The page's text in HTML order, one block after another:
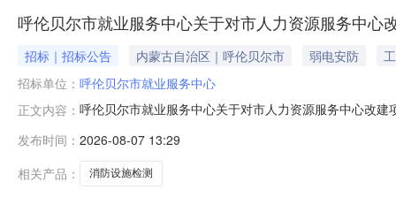
呼伦贝尔市就业服务中心关于对市人力资源服务中心
招标｜招标公告 内蒙古自治区｜呼伦贝尔市 弱电安防
招标单位： 呼伦贝尔市就业服务中心
正文内容： 呼伦贝尔市就业服务中心关于对市人力资源服务中心改
下，以报价最低者为中标单位。五、接受报价时间2026
联系人：冯宝伟联系电话：04
发布时间： 2026-08-07 13:29
相关产品：
消防设施检测